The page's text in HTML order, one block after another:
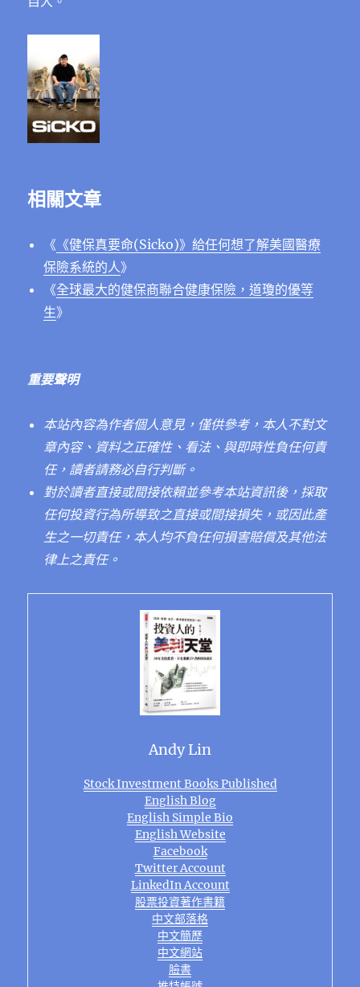
相關文章
《 《健保真要命(Sicko)》給任何想了解美國醫療
保險系統的人》
《全球最大的健保商聯合健康保險，道瓊的優等
生》
重要聲明
本站內容為作者個人意見，僅供參考，本人不對文
章內容、資料之正確性、看法、與即時性負任何責
任，讀者請務必自行判斷。
對於讀者直接或間接依賴並參考本站資訊後，採取
任何投資行為所導致之直接或間接損失，或因此產
生之一切責任，本人均不負任何損害賠償及其他法
律上之責任。
Andy Lin
Stock Investment Books Published
English Blog
English Simple Bio
English Website
Facebook
Twitter Account
LinkedIn Account
股票投資著作書籍
中文部落格
中文簡歷
中文網站
臉書